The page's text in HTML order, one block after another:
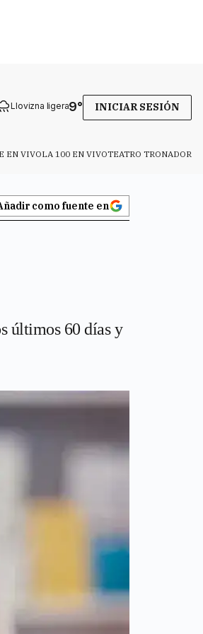
Llovizna ligera9° INICIAR SESIÓN
EN VIVOLA 100 EN VIVOTEATRO TRONADOR
como fuente en
últimos 60 días y